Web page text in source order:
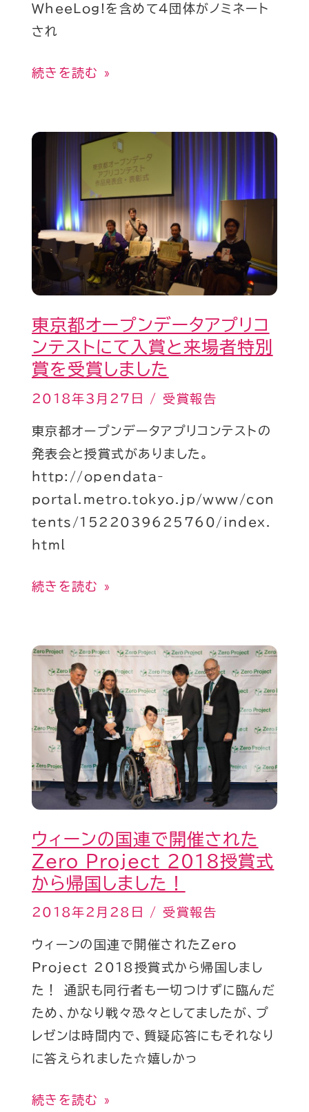
WheeLog!を含めて4団体がノミネート
され
続きを読む »
東京都オープンデータアプリコ
ンテストにて入賞と来場者特別
賞を受賞しました
2018年3月27日 / 受賞報告
東京都オープンデータアプリコンテストの
発表会と授賞式がありました。
http://opendata-
portal.metro.tokyo.jp/www/con
tents/1522039625760/index.
html
東
オ
ー
プ
ン
ー
タ
ア
プ
コ
ン
テ
ス
ト
に
と
場
特
賞
を
賞
し
ま
し
た
続きを読む »
ウィーンの国連で開催された
Zero Project 2018授賞式
から帰国しました！
2018年2月28日 / 受賞報告
ウィーンの国連で開催されたZero
Project 2018授賞式から帰国しまし
た！ 通訳も同行者も一切つけずに臨んだ
ため、かなり戦々恐々としてましたが、プ
レゼンは時間内で、質疑応答にもそれなり
に答えられました☆嬉しかっ
ウ
ン
国
連
開
催
さ
れ
Zero
Project
2018
授
賞
式
続きを読む »